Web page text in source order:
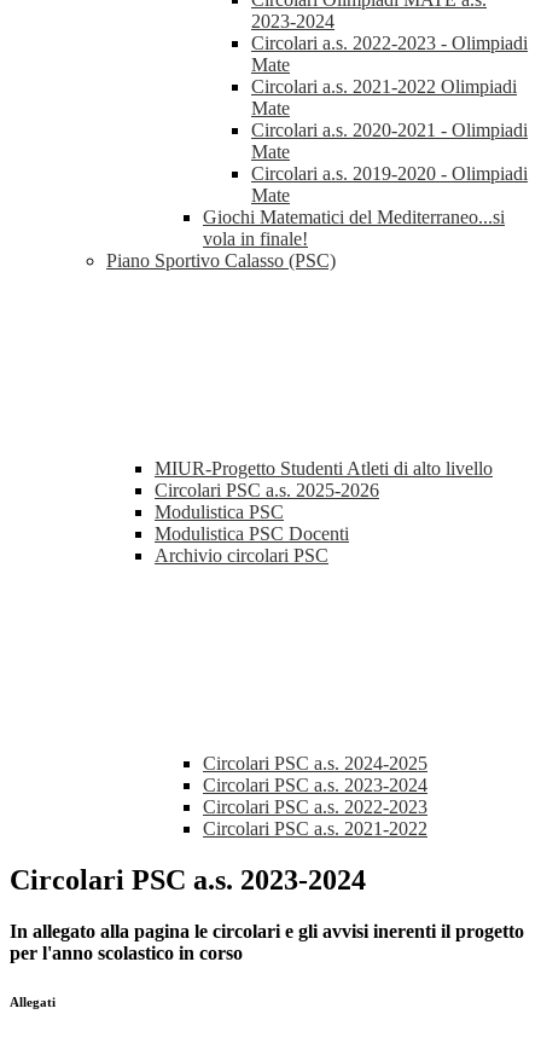
2023-2024
Circolari a.s. 2022-2023 - Olimpiadi
Mate
Circolari a.s. 2021-2022 Olimpiadi
Mate
Circolari a.s. 2020-2021 - Olimpiadi
Mate
Circolari a.s. 2019-2020 - Olimpiadi
Mate
Giochi Matematici del Mediterraneo...si
vola in finale!
Piano Sportivo Calasso (PSC)
MIUR-Progetto Studenti Atleti di alto livello
Circolari PSC a.s. 2025-2026
Modulistica PSC
Modulistica PSC Docenti
Archivio circolari PSC
Circolari PSC a.s. 2024-2025
Circolari PSC a.s. 2023-2024
Circolari PSC a.s. 2022-2023
Circolari PSC a.s. 2021-2022
Circolari PSC a.s. 2023-2024
In allegato alla pagina le circolari e gli avvisi inerenti il progetto
per l'anno scolastico in corso
Allegati